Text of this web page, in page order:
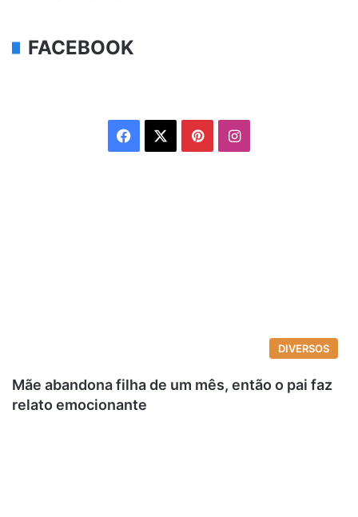
FACEBOOK
Facebook PinterestInstagram
DIVERSOS
Mãe abandona filha de um mês, então o pai faz
relato emocionante